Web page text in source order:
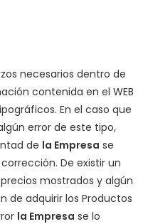
necesarios dentro de
contenida en el WEB
En el caso que
error de este tipo,
de la Empresa se
De existir un
mostrados y algún
de adquirir los Productos
la Empresa se lo